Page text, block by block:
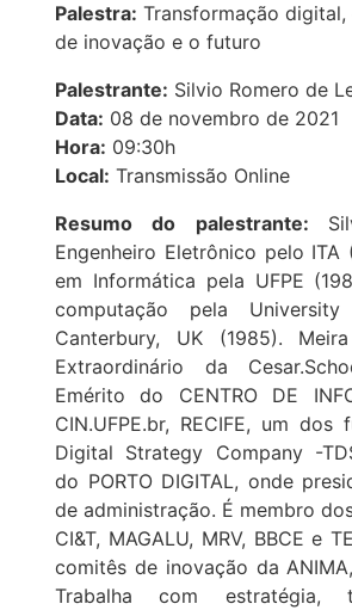
Palestra: Transformação digital,
de inovação e o futuro
Palestrante: Silvio Romero de
Data: 08 de novembro de 2021
Hora: 09:30h
Local: Transmissão Online
Resumo do palestrante:
Engenheiro Eletrônico pelo ITA
em Informática pela UFPE
computação pela
Canterbury, UK (1985).
Extraordinário da
Emérito do CENTRO DE
CIN.UFPE.br, RECIFE, um dos
Digital Strategy Company -
do PORTO DIGITAL, onde
de administração. É membro
CI&T, MAGALU, MRV, BBCE e
comitês de inovação da
Trabalha com estratégia,